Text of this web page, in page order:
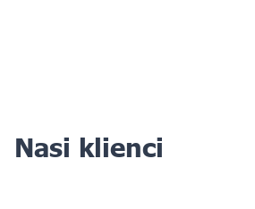
Nasi klienci